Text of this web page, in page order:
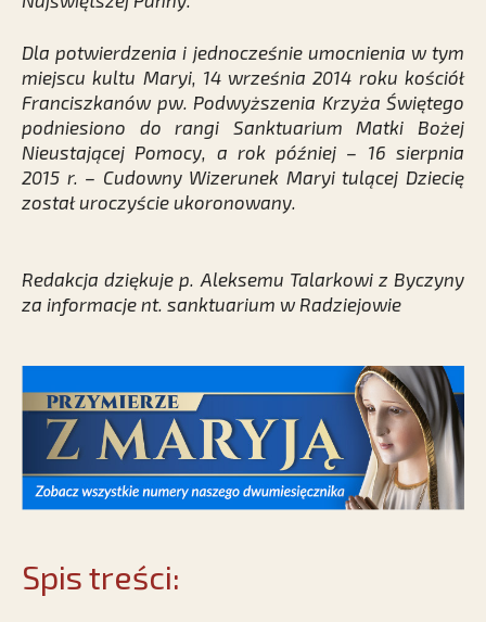
Dla potwierdzenia i jednocześnie umocnienia w tym
miejscu kultu Maryi, 14 września 2014 roku kościół
Franciszkanów pw. Podwyższenia Krzyża Świętego
podniesiono do rangi Sanktuarium Matki Bożej
Nieustającej Pomocy, a rok później – 16 sierpnia
2015 r. – Cudowny Wizerunek Maryi tulącej Dziecię
został uroczyście ukoronowany.
Redakcja dziękuje p. Aleksemu Talarkowi z Byczyny
za informacje nt. sanktuarium w Radziejowie
Spis treści: